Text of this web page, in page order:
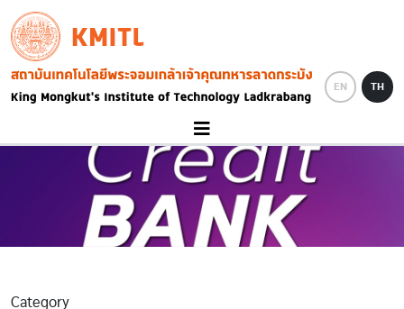
Skip to main content
KMITL
Image
EN TH
Category